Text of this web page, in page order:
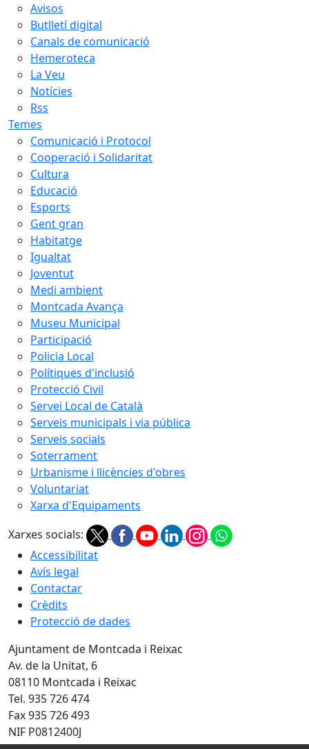
Avisos
Butlletí digital
Canals de comunicació
Hemeroteca
La Veu
Notícies
Rss
Temes
Comunicació i Protocol
Cooperació i Solidaritat
Cultura
Educació
Esports
Gent gran
Habitatge
Igualtat
Joventut
Medi ambient
Montcada Avança
Museu Municipal
Participació
Policia Local
Polítiques d'inclusió
Protecció Civil
Servei Local de Català
Serveis municipals i via pública
Serveis socials
Soterrament
Urbanisme i llicències d'obres
Voluntariat
Xarxa d'Equipaments
Xarxes socials:
Accessibilitat
Avís legal
Contactar
Crèdits
Protecció de dades
Ajuntament de Montcada i Reixac
Av. de la Unitat, 6
08110 Montcada i Reixac
Tel. 935 726 474
Fax 935 726 493
NIF P0812400J